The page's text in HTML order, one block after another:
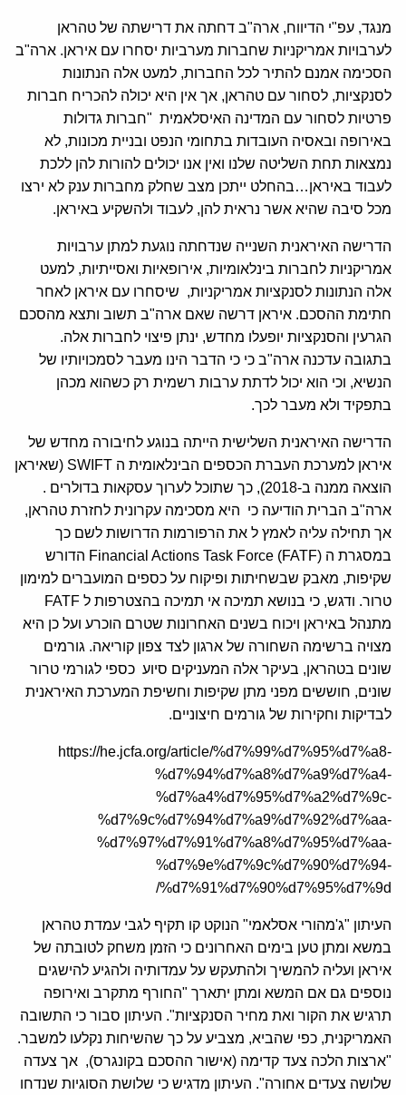
מנגד, עפ"י הדיווח, ארה"ב דחתה את דרישתה של טהראן
לערבויות אמריקניות שחברות מערביות יסחרו עם איראן. ארה"ב
הסכימה אמנם להתיר לכל החברות, למעט אלה הנתונות
לסנקציות, לסחור עם טהראן, אך אין היא יכולה להכריח חברות
פרטיות לסחור עם המדינה האיסלאמית "חברות גדולות
באירופה ובאסיה העובדות בתחומי הנפט ובניית מכונות, לא
נמצאות תחת השליטה שלנו ואין אנו יכולים להורות להן ללכת
לעבוד באיראן…בהחלט ייתכן מצב שחלק מחברות ענק לא ירצו
מכל סיבה שהיא אשר נראית להן, לעבוד ולהשקיע באיראן.
הדרישה האיראנית השנייה שנדחתה נוגעת למתן ערבויות
אמריקניות לחברות בינלאומיות, אירופאיות ואסייתיות, למעט
אלה הנתונות לסנקציות אמריקניות, שיסחרו עם איראן לאחר
חתימת ההסכם. איראן דרשה שאם ארה"ב תשוב ותצא מהסכם
הגרעין והסנקציות יופעלו מחדש, ינתן פיצוי לחברות אלה.
בתגובה עדכנה ארה"ב כי כי הדבר הינו מעבר לסמכויותיו של
הנשיא, וכי הוא יכול לדתת ערבות רשמית רק כשהוא מכהן
בתפקיד ולא מעבר לכך.
הדרישה האיראנית השלישית הייתה בנוגע לחיבורה מחדש של
איראן למערכת העברת הכספים הבינלאומית ה SWIFT (שאיראן
הוצאה ממנה ב-2018), כך שתוכל לערוך עסקאות בדולרים .
ארה"ב הברית הודיעה כי היא מסכימה עקרונית לחזרת טהראן,
אך תחילה עליה לאמץ ל את הרפורמות הדרושות לשם כך
במסגרת ה (Financial Actions Task Force (FATF הדורש
שקיפות, מאבק שבשחיתות ופיקוח על כספים המועברים למימון
טרור. ודגש, כי בנושא תמיכה אי תמיכה בהצטרפות ל FATF
מתנהל באיראן ויכוח בשנים האחרונות שטרם הוכרע ועל כן היא
מצויה ברשימה השחורה של ארגון לצד צפון קוריאה. גורמים
שונים בטהראן, בעיקר אלה המעניקים סיוע כספי לגורמי טרור
שונים, חוששים מפני מתן שקיפות וחשיפת המערכת האיראנית
לבדיקות וחקירות של גורמים חיצוניים.
https://he.jcfa.org/article/%d7%99%d7%95%d7%a8-
%d7%94%d7%a8%d7%a9%d7%a4-
%d7%a4%d7%95%d7%a2%d7%9c-
%d7%9c%d7%94%d7%a9%d7%92%d7%aa-
%d7%97%d7%91%d7%a8%d7%95%d7%aa-
%d7%9e%d7%9c%d7%90%d7%94-
%d7%91%d7%90%d7%95%d7%9d/
העיתון "ג'מהורי אסלאמי" הנוקט קו תקיף לגבי עמדת טהראן
במשא ומתן טען בימים האחרונים כי הזמן משחק לטובתה של
איראן ועליה להמשיך ולהתעקש על עמדותיה ולהגיע להישגים
נוספים גם אם המשא ומתן יתארך "החורף מתקרב ואירופה
תרגיש את הקור ואת מחיר הסנקציות". העיתון סבור כי התשובה
האמריקנית, כפי שהביא, מצביע על כך שהשיחות נקלעו למשבר.
"ארצות הלכה צעד קדימה (אישור ההסכם בקונגרס), אך צעדה
שלושה צעדים אחורה". העיתון מדגיש כי שלושת הסוגיות שנדחו